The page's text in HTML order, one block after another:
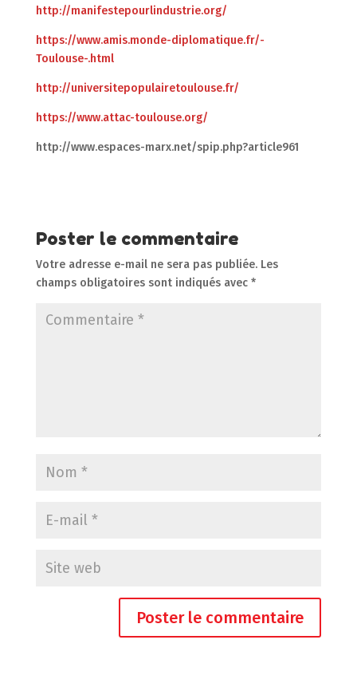
http://manifestepourlindustrie.org/
https://www.amis.monde-diplomatique.fr/-
Toulouse-.html
http://universitepopulairetoulouse.fr/
https://www.attac-toulouse.org/
http://www.espaces-marx.net/spip.php?article961
Poster le commentaire
Votre adresse e-mail ne sera pas publiée. Les
champs obligatoires sont indiqués avec *